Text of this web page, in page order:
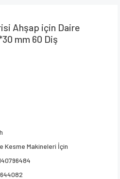
Ahşap için Daire
mm 60 Diş
Kesme Makineleri İçin